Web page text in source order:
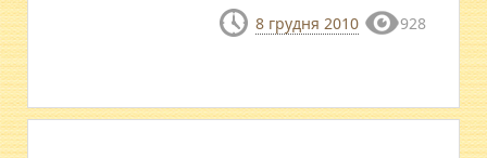
8 грудня 2010 928